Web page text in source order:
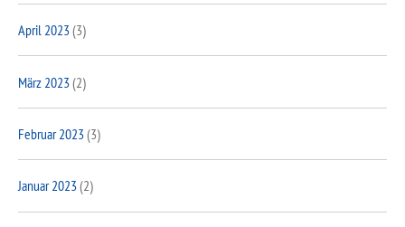
April 2023(3)
März 2023(2)
Februar 2023(3)
Januar 2023(2)